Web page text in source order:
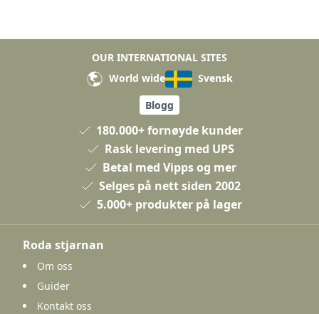
OUR INTERNATIONAL SITES
World wide
Svensk
Blogg
180.000+ fornøyde kunder
Rask levering med UPS
Betal med Vipps og mer
Selges på nett siden 2002
5.000+ produkter på lager
Roda stjarnan
Om oss
Guider
Kontakt oss